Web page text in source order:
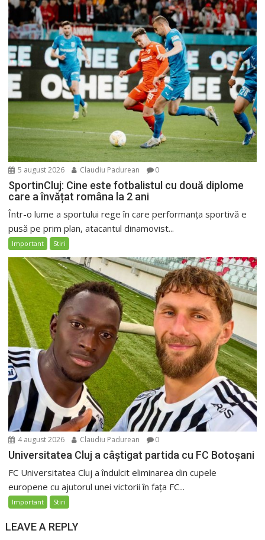
5 august 2026 Claudiu Padurean 0
SportinCluj: Cine este fotbalistul cu două diplome
care a învățat româna la 2 ani
Într-o lume a sportului rege în care performanța sportivă e
pusă pe prim plan, atacantul dinamovist...
Important Stiri
4 august 2026 Claudiu Padurean 0
Universitatea Cluj a câștigat partida cu FC Botoșani
FC Universitatea Cluj a îndulcit eliminarea din cupele
europene cu ajutorul unei victorii în fața FC...
Important Stiri
LEAVE A REPLY